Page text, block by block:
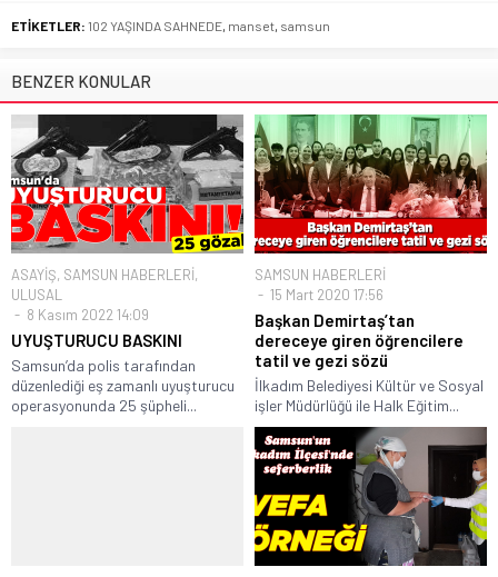
ETİKETLER: 102 YAŞINDA SAHNEDE manset samsun
BENZER KONULAR
ASAYİŞ, SAMSUN HABERLERİ,
ULUSAL
8 Kasım 2022 14:09
UYUŞTURUCU BASKINI
Samsun’da polis tarafından
düzenlediği eş zamanlı uyuşturucu
operasyonunda 25 şüpheli...
SAMSUN HABERLERİ
15 Mart 2020 17:56
Başkan Demirtaş’tan
dereceye giren öğrencilere
tatil ve gezi sözü
İlkadım Belediyesi Kültür ve Sosyal
işler Müdürlüğü ile Halk Eğitim...